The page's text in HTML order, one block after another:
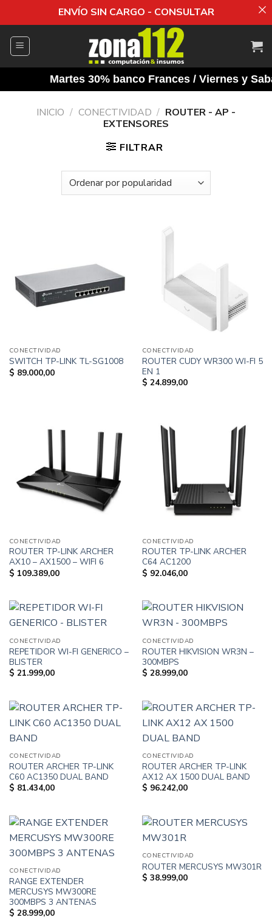
ENVÍO SIN CARGO - CONSULTAR
Martes 30% banco Frances / Viernes y
INICIO / CONECTIVIDAD / ROUTER - AP -
EXTENSORES
FILTRAR
CONECTIVIDAD
SWITCH TP-LINK TL-SG1008
$ 89.000,00
CONECTIVIDAD
ROUTER CUDY WR300 WI-FI 5
EN 1
$ 24.899,00
CONECTIVIDAD
ROUTER TP-LINK ARCHER
AX10 – AX1500 – WIFI 6
$ 109.389,00
CONECTIVIDAD
ROUTER TP-LINK ARCHER
C64 AC1200
$ 92.046,00
CONECTIVIDAD
REPETIDOR WI-FI GENERICO –
BLISTER
$ 21.999,00
CONECTIVIDAD
ROUTER HIKVISION WR3N –
300MBPS
$ 28.999,00
CONECTIVIDAD
ROUTER ARCHER TP-LINK
C60 AC1350 DUAL BAND
$ 81.434,00
CONECTIVIDAD
ROUTER ARCHER TP-LINK
AX12 AX 1500 DUAL BAND
$ 96.242,00
CONECTIVIDAD
RANGE EXTENDER
MERCUSYS MW300RE
300MBPS 3 ANTENAS
$ 28.999,00
CONECTIVIDAD
ROUTER MERCUSYS MW301R
$ 38.999,00